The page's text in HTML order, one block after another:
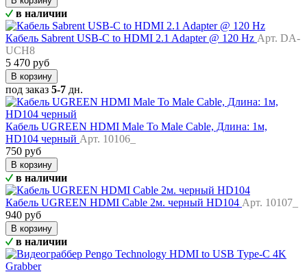
в наличии
Кабель Sabrent USB-C to HDMI 2.1 Adapter @ 120 Hz Арт. DA-
UCH8
5 470 руб
В корзину
под заказ 5-7 дн.
Кабель UGREEN HDMI Male To Male Cable, Длина: 1м,
HD104 черный Арт. 10106_
750 руб
В корзину
в наличии
Кабель UGREEN HDMI Cable 2м. черный HD104 Арт. 10107_
940 руб
В корзину
в наличии